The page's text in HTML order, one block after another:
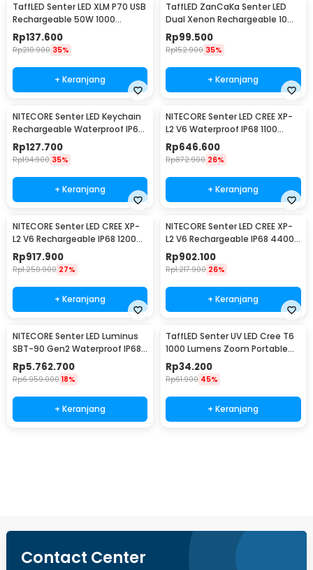
TaffLED Senter LED XLM P70 USB
Rechargeable 50W 1000
Lumens with 26650 Battery -
XLM-P70
Rp137.600
Rp210.900 35%
+ Keranjang
TaffLED ZanCaKa Senter LED
Dual Xenon Rechargeable 10W
13500 Lumens - Q3
Rp99.500
Rp152.900 35%
+ Keranjang
NITECORE Senter LED Keychain
Rechargeable Waterproof IP65
55 Lumens - Tube V2.0
Rp127.700
Rp194.900 35%
+ Keranjang
NITECORE Senter LED CREE XP-
L2 V6 Waterproof IP68 1100
Lumens - P10 V2
Rp646.600
Rp872.900 26%
+ Keranjang
NITECORE Senter LED CREE XP-
L2 V6 Rechargeable IP68 1200
Lumens - MH12 V2
Rp917.900
Rp1.250.900 27%
+ Keranjang
NITECORE Senter LED CREE XP-
L2 V6 Rechargeable IP68 4400
Lumens - E4K
Rp902.100
Rp1.217.900 26%
+ Keranjang
NITECORE Senter LED Luminus
SBT-90 Gen2 Waterproof IP68
5200 Lumens - TM39
Rp5.762.700
Rp6.959.000 18%
+ Keranjang
TaffLED Senter UV LED Cree T6
1000 Lumens Zoom Portable
395nm - T118
Rp34.200
Rp61.900 45%
+ Keranjang
Contact Center